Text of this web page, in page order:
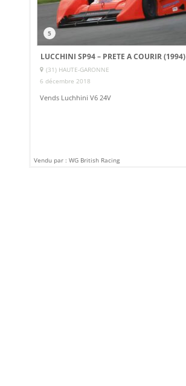
5
LUCCHINI SP94 – PRETE A COURIR (1994)
(31) HAUTE-GARONNE
6 décembre 2018
Vends Luchhini V6 24V
Vendu par : WG British Racing